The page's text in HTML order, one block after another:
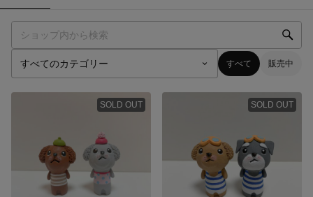
すべて 販売中
SOLD OUT SOLD OUT